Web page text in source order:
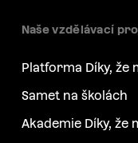
Naše vzdělávací
Platforma Díky, že
Samet na školách
Akademie Díky, že